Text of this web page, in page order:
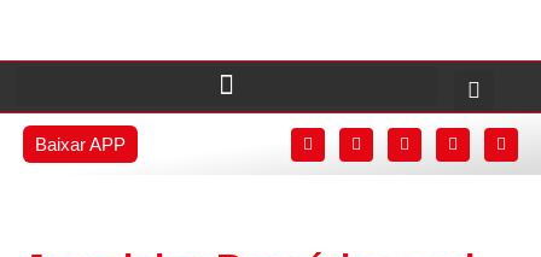
Baixar APP